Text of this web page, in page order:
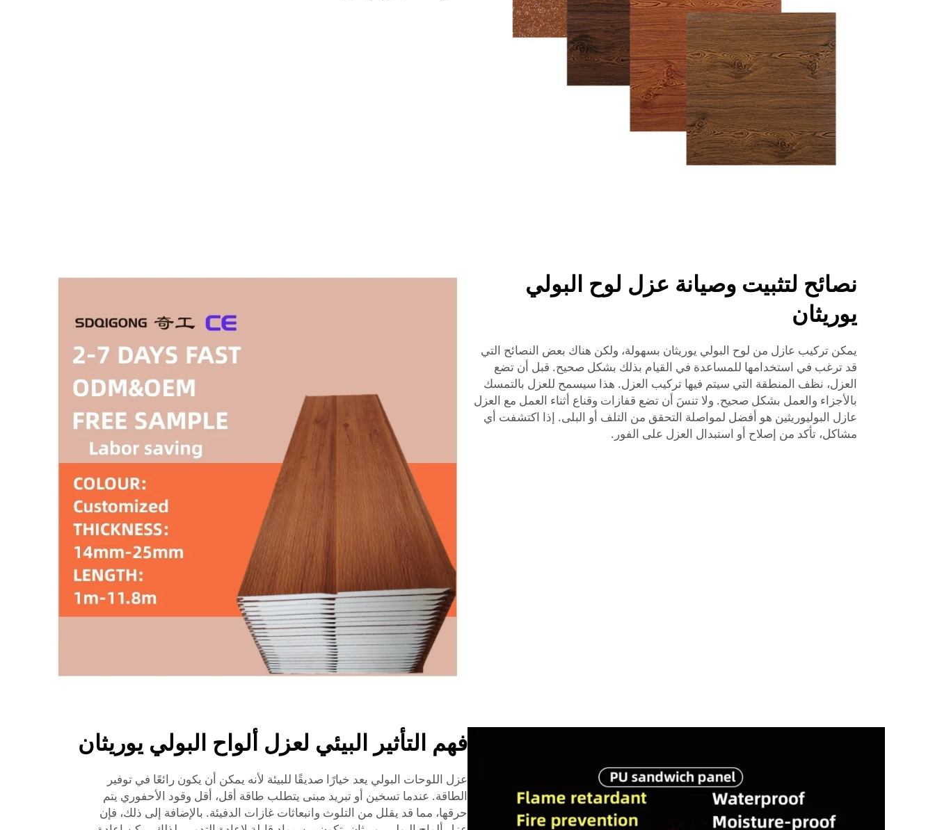
نصائح لتثبيت وصيانة عزل لوح البولي
يوريثان
يمكن تركيب عازل من لوح البولي يوريثان بسهولة، ولكن هناك بعض النصائح التي
قد ترغب في استخدامها للمساعدة في القيام بذلك بشكل صحيح. قبل أن تضع
العزل، نظف المنطقة التي سيتم فيها تركيب العزل. هذا سيسمح للعزل بالتمسك
بالأجزاء والعمل بشكل صحيح. ولا تنسَ أن تضع قفازات وقناع أثناء العمل مع العزل
عازل البوليوريثين هو أفضل لمواصلة التحقق من التلف أو البلى. إذا اكتشفت أي
مشاكل، تأكد من إصلاح أو استبدال العزل على الفور.
فهم التأثير البيئي لعزل ألواح البولي يوريثان
عزل اللوحات البولي يعد خيارًا صديقًا للبيئة لأنه يمكن أن يكون رائعًا في توفير
الطاقة. عندما تسخين أو تبريد مبنى يتطلب طاقة أقل، أقل وقود الأحفوري يتم
حرقها، مما قد يقلل من التلوث وانبعاثات غازات الدفيئة. بالإضافة إلى ذلك، فإن